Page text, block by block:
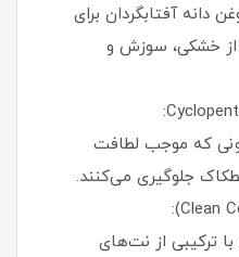
دانه آفتابگردان برای
از خشکی، سوزش و
که موجب لطافت
جلوگیری می‌کنند.
ترکیبی از نت‌های